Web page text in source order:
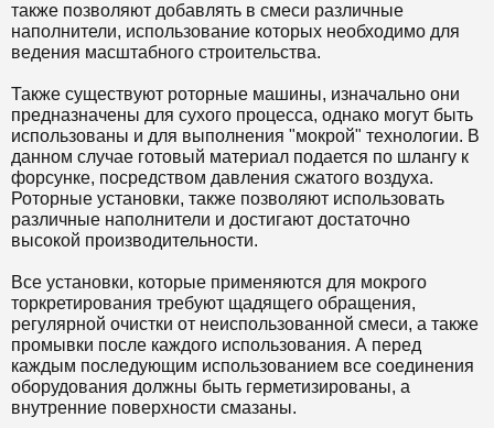
также позволяют добавлять в смеси различные
наполнители, использование которых необходимо для
ведения масштабного строительства.
Также существуют роторные машины, изначально они
предназначены для сухого процесса, однако могут быть
использованы и для выполнения "мокрой" технологии. В
данном случае готовый материал подается по шлангу к
форсунке, посредством давления сжатого воздуха.
Роторные установки, также позволяют использовать
различные наполнители и достигают достаточно
высокой производительности.
Все установки, которые применяются для мокрого
торкретирования требуют щадящего обращения,
регулярной очистки от неиспользованной смеси, а также
промывки после каждого использования. А перед
каждым последующим использованием все соединения
оборудования должны быть герметизированы, а
внутренние поверхности смазаны.